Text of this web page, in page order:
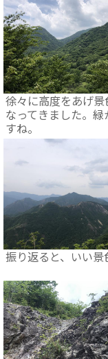
徐々に高度をあげ景
なってきました。緑
すね。
振り返ると、いい景